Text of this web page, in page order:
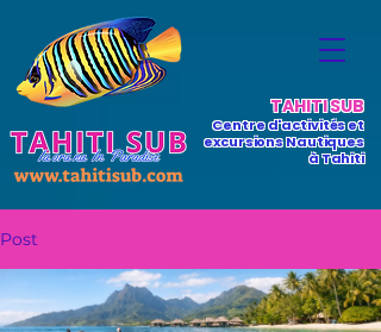
TAHITI SUB
Centre d'activités et
excursions Nautiques
à Tahiti
Post